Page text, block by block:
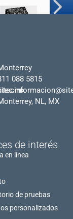
088 5815
NL, MX
de interés
en línea
de pruebas
personalizados